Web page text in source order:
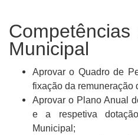
Municipal
Aprovar o Quadro de
fixação da remuneração
Aprovar o Plano Anual
e a respetiva
Municipal;